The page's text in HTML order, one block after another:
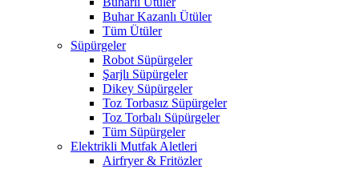
Buhar Kazanlı Ütüler
Tüm Ütüler
Süpürgeler
Robot Süpürgeler
Şarjlı Süpürgeler
Dikey Süpürgeler
Toz Torbasız Süpürgeler
Toz Torbalı Süpürgeler
Tüm Süpürgeler
Elektrikli Mutfak Aletleri
Airfryer & Fritözler